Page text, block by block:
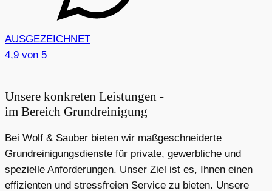
AUSGEZEICHNET
4,9 von 5
Unsere konkreten Leistungen -
im Bereich Grundreinigung
Bei Wolf & Sauber bieten wir maßgeschneiderte
Grundreinigungsdienste für private, gewerbliche und
spezielle Anforderungen. Unser Ziel ist es, Ihnen einen
effizienten und stressfreien Service zu bieten. Unsere